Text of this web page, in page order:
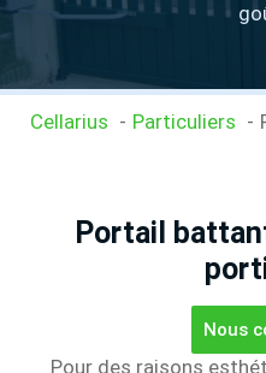
Cellarius Particuliers
Portail
Nous
Pour des raisons